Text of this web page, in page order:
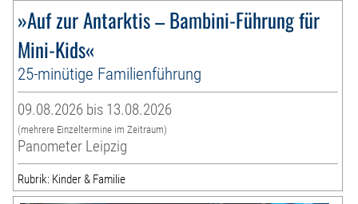
»Auf zur Antarktis – Bambini-Führung für
Mini-Kids«
25-minütige Familienführung
09.08.2026 bis 13.08.2026
(mehrere Einzeltermine im Zeitraum)
Panometer Leipzig
Rubrik: Kinder & Familie